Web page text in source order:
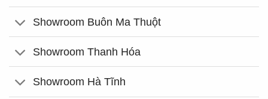
Showroom Buôn Ma Thuột
Showroom Thanh Hóa
Showroom Hà Tĩnh